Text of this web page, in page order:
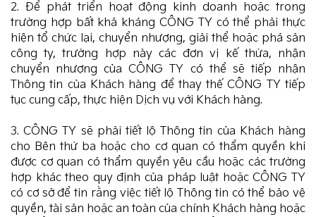
2. Để phát triển hoạt động kinh doanh hoặc trong
trường hợp bất khả kháng CÔNG TY có thể phải thực
hiện tổ chức lại, chuyển nhượng, giải thể hoặc phá sản
công ty, trường hợp này các đơn vị kế thừa, nhận
chuyển nhượng của CÔNG TY có thể sẽ tiếp nhận
Thông tin của Khách hàng để thay thế CÔNG TY tiếp
tục cung cấp, thực hiện Dịch vụ với Khách hàng.
3. CÔNG TY sẽ phải tiết lộ Thông tin của Khách hàng
cho Bên thứ ba hoặc cho cơ quan có thẩm quyền khi
được cơ quan có thẩm quyền yêu cầu hoặc các trường
hợp khác theo quy định của pháp luật hoặc CÔNG TY
có cơ sở để tin rằng việc tiết lộ Thông tin có thể bảo vệ
quyền, tài sản hoặc an toàn của chính Khách hàng hoặc